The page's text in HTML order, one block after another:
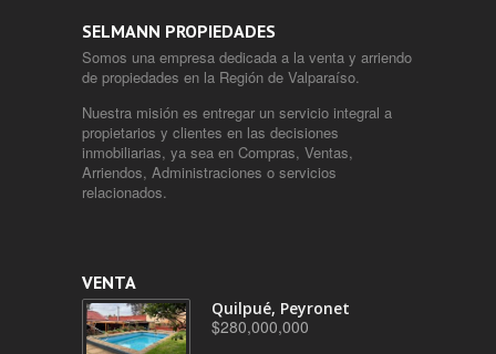
SELMANN PROPIEDADES
Somos una empresa dedicada a la venta y arriendo
de propiedades en la Región de Valparaíso.
Nuestra misión es entregar un servicio integral a
propietarios y clientes en las decisiones
inmobiliarias, ya sea en Compras, Ventas,
Arriendos, Administraciones o servicios
relacionados.
VENTA
Quilpué, Peyronet
$280,000,000